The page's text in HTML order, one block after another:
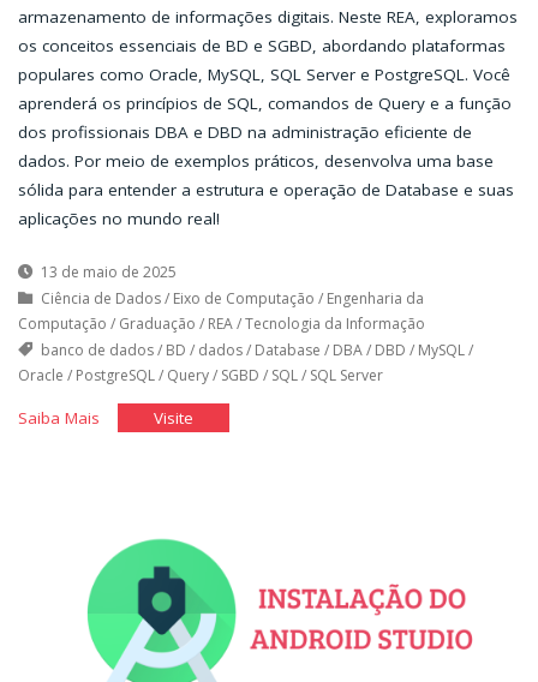
armazenamento de informações digitais. Neste REA, exploramos
os conceitos essenciais de BD e SGBD, abordando plataformas
populares como Oracle, MySQL, SQL Server e PostgreSQL. Você
aprenderá os princípios de SQL, comandos de Query e a função
dos profissionais DBA e DBD na administração eficiente de
dados. Por meio de exemplos práticos, desenvolva uma base
sólida para entender a estrutura e operação de Database e suas
aplicações no mundo real!
13 de maio de 2025
Ciência de Dados/ Eixo de Computação / Engenharia da
Computação / Graduação / REA/Tecnologia da Informação
banco de dados/ BD / dados/ Database / DBA/ DBD / MySQL/
Oracle / PostgreSQL/ Query/ SGBD / SQL/ SQL Server
Saiba Mais"Introdução
Visite"Introdução